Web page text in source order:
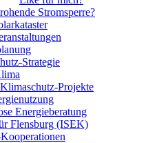
Stromsperre?
Strategie
Projekte
Energieberatung
Flensburg (ISEK)